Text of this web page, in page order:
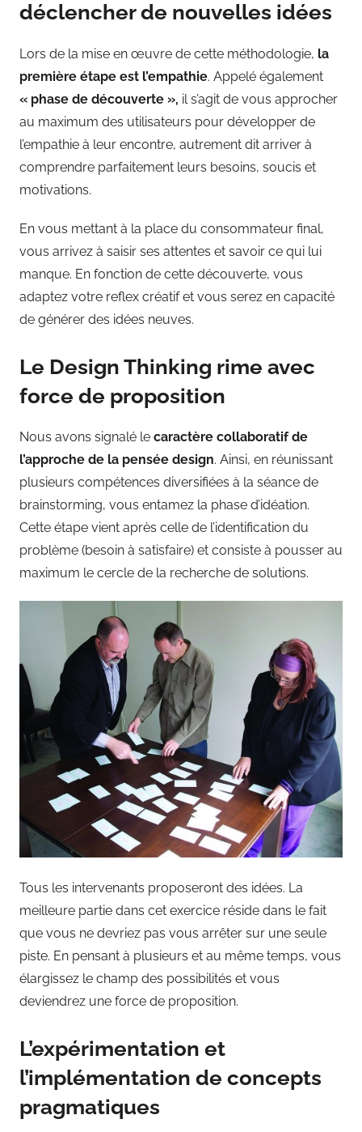
déclencher de nouvelles idées
Lors de la mise en œuvre de cette méthodologie, la
première étape est l’empathie. Appelé également
« phase de découverte », il s’agit de vous approcher
au maximum des utilisateurs pour développer de
l’empathie à leur encontre, autrement dit arriver à
comprendre parfaitement leurs besoins, soucis et
motivations.
En vous mettant à la place du consommateur final,
vous arrivez à saisir ses attentes et savoir ce qui lui
manque. En fonction de cette découverte, vous
adaptez votre reflex créatif et vous serez en capacité
de générer des idées neuves.
Le Design Thinking rime avec
force de proposition
Nous avons signalé le caractère collaboratif de
l’approche de la pensée design. Ainsi, en réunissant
plusieurs compétences diversifiées à la séance de
brainstorming, vous entamez la phase d’idéation.
Cette étape vient après celle de l’identification du
problème (besoin à satisfaire) et consiste à pousser au
maximum le cercle de la recherche de solutions.
Tous les intervenants proposeront des idées. La
meilleure partie dans cet exercice réside dans le fait
que vous ne devriez pas vous arrêter sur une seule
piste. En pensant à plusieurs et au même temps, vous
élargissez le champ des possibilités et vous
deviendrez une force de proposition.
L’expérimentation et
l’implémentation de concepts
pragmatiques